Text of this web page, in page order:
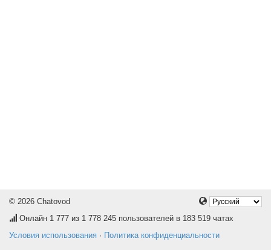
© 2026 Chatovod
Онлайн 1 777 из 1 778 245 пользователей в 183 519 чатах
Условия использования · Политика конфиденциальности